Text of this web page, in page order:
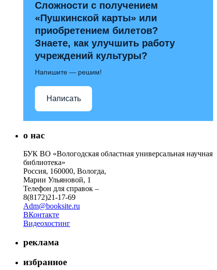
Сложности с получением
«Пушкинской карты» или
приобретением билетов?
Знаете, как улучшить работу
учреждений культуры?
Напишите — решим!
Написать
о нас
БУК ВО «Вологодская областная универсальная научная
библиотека»
Россия, 160000, Вологда,
Марии Ульяновой, 1
Телефон для справок –
8(8172)21-17-69
Adm@booksite.ru
ВКонтакте
Видеохостинг
реклама
избранное